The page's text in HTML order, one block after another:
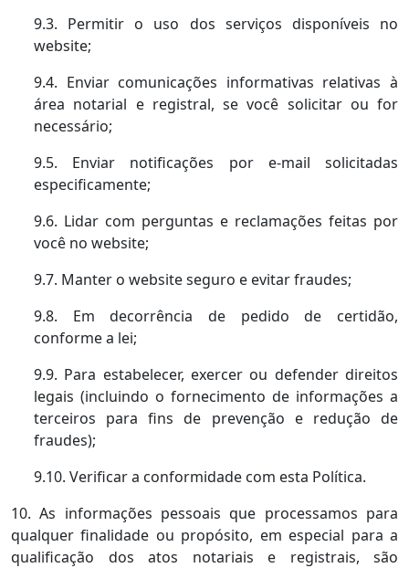
9.3. Permitir o uso dos serviços disponíveis no
website;
9.4. Enviar comunicações informativas relativas à
área notarial e registral, se você solicitar ou for
necessário;
9.5. Enviar notificações por e-mail solicitadas
especificamente;
9.6. Lidar com perguntas e reclamações feitas por
você no website;
9.7. Manter o website seguro e evitar fraudes;
9.8. Em decorrência de pedido de certidão,
conforme a lei;
9.9. Para estabelecer, exercer ou defender direitos
legais (incluindo o fornecimento de informações a
terceiros para fins de prevenção e redução de
fraudes);
9.10. Verificar a conformidade com esta Política.
10. As informações pessoais que processamos para
qualquer finalidade ou propósito, em especial para a
qualificação dos atos notariais e registrais, são